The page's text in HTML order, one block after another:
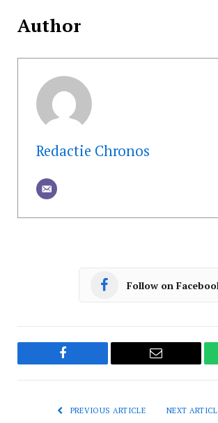
Author
Redactie Chronos
Follow on
Facebook Email
PREVIOUS ARTICLE NEXT